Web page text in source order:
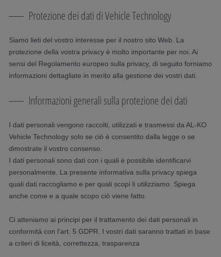
Protezione dei dati di Vehicle Technology
Siamo lieti del vostro interesse per il nostro sito Web. La
protezione della vostra privacy è molto importante per noi. Ai
sensi del Regolamento europeo sulla privacy, di seguito forniamo
informazioni dettagliate in merito alla gestione dei vostri dati.
Informazioni generali sulla protezione dei dati
I dati personali vengono raccolti, utilizzati e trasmessi da AL-KO
Vehicle Technology solo se ciò è consentito dalla legge o se
dimostrate il vostro consenso.
I dati personali sono dati con i quali è possibile identificarvi
personalmente. La presente informativa sulla privacy spiega
quali dati raccogliamo e per quali scopi li utilizziamo. Spiega
anche come e a quale scopo ciò viene fatto.
Ci atteniamo ai principi per il trattamento dei dati personali in
conformità con l'art. 5 GDPR. I vostri dati saranno trattati in base
a criteri di liceità, correttezza, trasparenza